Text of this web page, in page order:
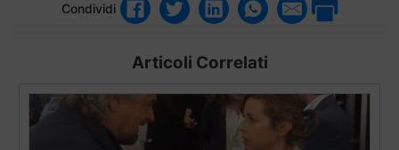
Condividi
Articoli Correlati